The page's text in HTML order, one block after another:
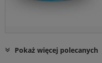
Pokaż więcej polecanych